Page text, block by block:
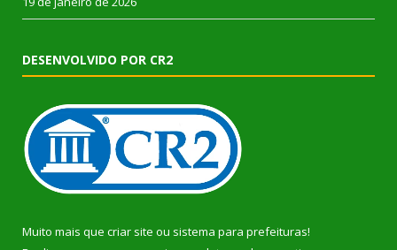
DESENVOLVIDO POR CR2
Muito mais que criar site ou sistema para prefeituras!